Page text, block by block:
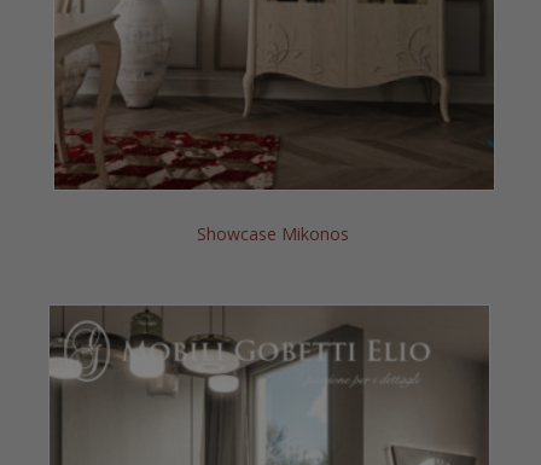
Showcase Mikonos